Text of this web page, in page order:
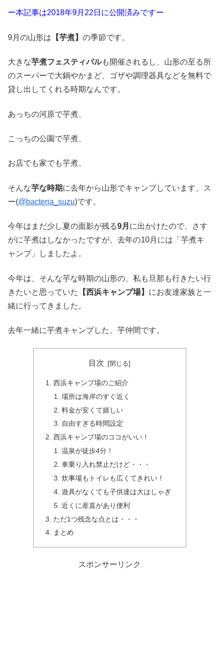
ー本記事は2018年9月22日に公開済みですー
9月の山形は 【芋煮】 の季節です。
大きな芋煮フェスティバルも開催されるし、山形の至る所
のスーパーで大鍋やかまど、ゴザや調理器具などを無料で
貸し出してくれる時期なんです。
あっちの河原で芋煮、
こっちの公園で芋煮、
お店でも家でも芋煮、
そんな芋な時期に去年から山形でキャンプしています、ス
ー(@bacteria_suzu)です。
今年はまだ少し夏の面影が残る9月 に出かけたので、さす
がに芋煮はしなかったですが、去年の10月には「芋煮キ
ャンプ」しましたよ。
今年は、そんな芋な時期の山形の、私も旦那も行きたい行
きたいと思っていた
【西浜キャンプ場】 にお友達家族と一
緒に行ってきました。
去年一緒に芋煮キャンプした、芋仲間です。
目次
西浜キャンプ場のご紹介
場所は海岸のすぐ近く
料金が安くて嬉しい
自由すぎる時間設定
西浜キャンプ場のココがいい！
温泉が徒歩4分！
車乗り入れ禁止だけど・・・
炊事場もトイレも広くてきれい！
遊具がなくても子供達は大はしゃぎ
近くに産直があり便利
ただ1つ残念な点とは・・・
まとめ
スポンサーリンク